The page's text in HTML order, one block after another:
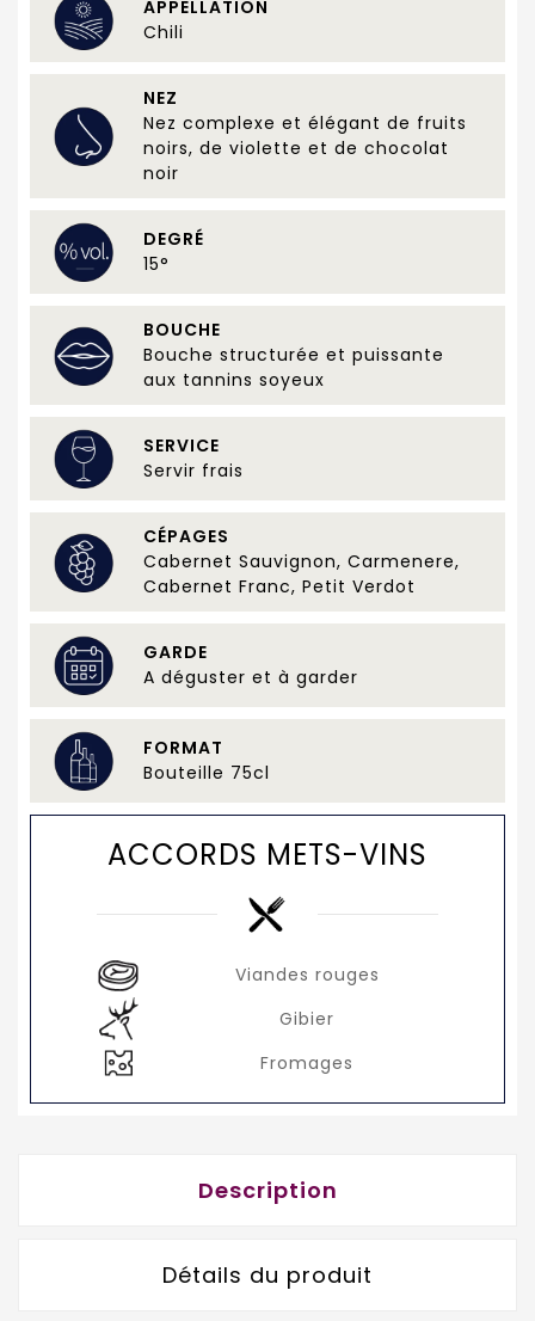
APPELLATION
Chili
NEZ
Nez complexe et élégant de fruits
noirs, de violette et de chocolat
noir
DEGRÉ
15°
BOUCHE
Bouche structurée et puissante
aux tannins soyeux
SERVICE
Servir frais
CÉPAGES
Cabernet Sauvignon, Carmenere,
Cabernet Franc, Petit Verdot
GARDE
A déguster et à garder
FORMAT
Bouteille 75cl
ACCORDS METS-VINS
Viandes rouges
Gibier
Fromages
Description
Détails du produit